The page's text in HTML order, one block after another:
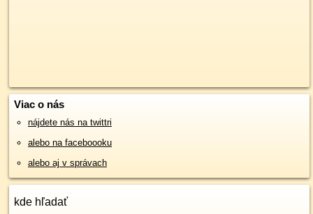
Viac o nás
nájdete nás na twittri
alebo na faceboooku
alebo aj v správach
kde hľadať